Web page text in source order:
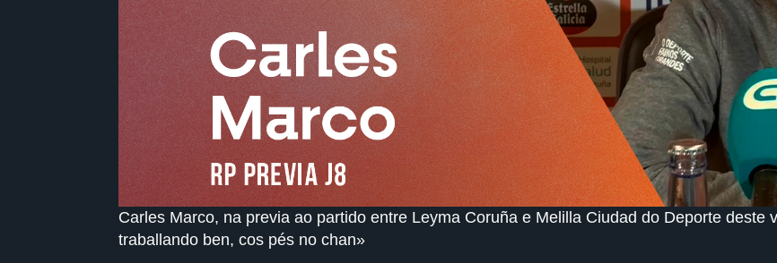
Carles Marco, na previa ao partido entre Leyma Coruña e Melilla Ciudad do Deporte deste
traballando ben, cos pés no chan»